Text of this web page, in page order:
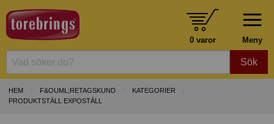
Meny
0 varor
Sök
HEM F&OUML;RETAGSKUND
KATEGORIER
PRODUKTSTÄLL EXPOSTÄLL